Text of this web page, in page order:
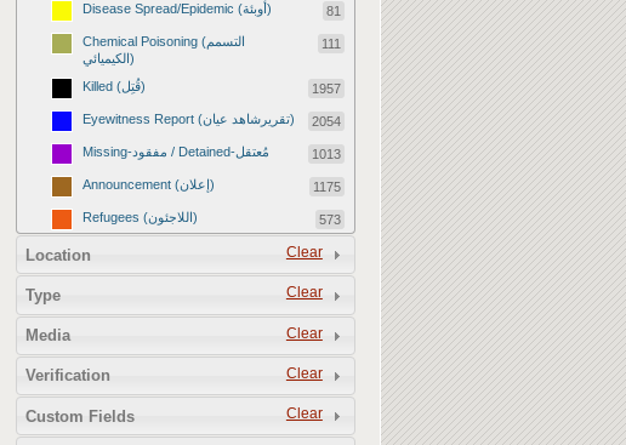
Disease Spread/Epidemic (أوبئة) 81
Chemical Poisoning (التسمم
الكيميائي)
111
Killed (قُتِل) 1957
Eyewitness Report (تقريرشاهد عيان) 2054
Missing-مفقود / Detained-مُعتقل 1013
Announcement (إعلان) 1175
Refugees (اللاجئون) 573
1672
Revenge Killings (القتل بدافع الانتقام) 11
2
13
Clear
Location
Clear
Type
Clear
Media
Clear
Verification
Clear
Custom Fields